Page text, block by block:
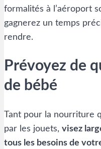
formalités à l’aéroport
gagnerez un temps
rendre.
Prévoyez de
de bébé
Tant pour la nourriture
par les jouets, visez
tous les besoins de